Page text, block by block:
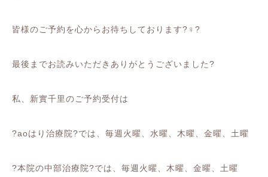
皆様のご予約を心からお待ちしております?‍♀️?
最後までお読みいただきありがとうございました?
私、新實千里のご予約受付は
?aoはり治療院?では、毎週火曜、水曜、木曜、金曜、土曜
?本院の中部治療院?では、毎週火曜、木曜、金曜、土曜